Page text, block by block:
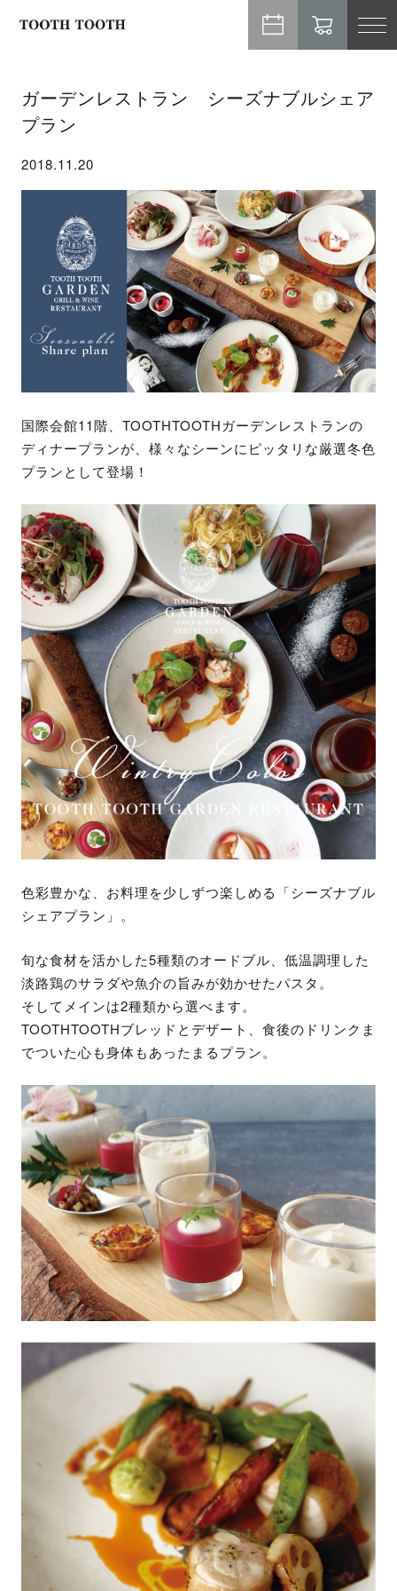
ガーデンレストラン シーズナブルシェア
プラン
2018.11.20
国際会館11階、TOOTHTOOTHガーデンレストランの
ディナープランが、様々なシーンにピッタリな厳選冬色
プランとして登場！
色彩豊かな、お料理を少しずつ楽しめる「シーズナブル
シェアプラン」。
旬な食材を活かした5種類のオードブル、低温調理した
淡路鶏のサラダや魚介の旨みが効かせたパスタ。
そしてメインは2種類から選べます。
TOOTHTOOTHブレッドとデザート、食後のドリンクま
でついた心も身体もあったまるプラン。